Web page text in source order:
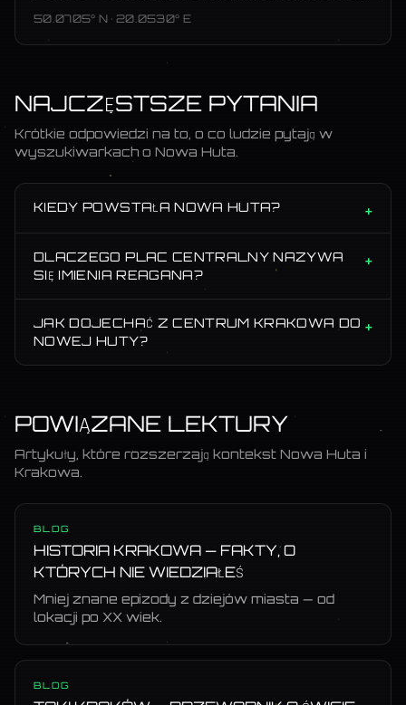
50.0705° N · 20.0530° E
NAJCZĘSTSZE PYTANIA
Krótkie odpowiedzi na to, o co ludzie pytają w
wyszukiwarkach o Nowa Huta
KIEDY POWSTAŁA NOWA HUTA? +
DLACZEGO PLAC CENTRALNY NAZYWA
SIĘ IMIENIA REAGANA?
+
JAK DOJECHAĆ Z CENTRUM KRAKOWA DO
NOWEJ HUTY?
+
POWIĄZANE LEKTURY
Artykuły, które rozszerzają kontekst Nowa Huta i
Krakowa.
BLOG
HISTORIA KRAKOWA — FAKTY, O
KTÓRYCH NIE WIEDZIAŁEŚ
Mniej znane epizody z dziejów miasta — od
lokacji po XX wiek.
BLOG